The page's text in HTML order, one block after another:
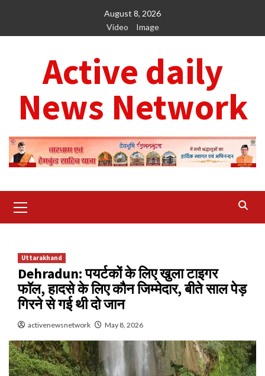
content
August 8, 2026
Video
Image
Active daily
News Network
Menu
Uttarakhand
Dehradun: पयर्टकों के लिए खुला टाइगर
फाॅल, हादसे के लिए काैन जिम्मेदार, बीते साल पेड़
गिरने से गई थी दो जान
activenewsnetwork May 8, 2026